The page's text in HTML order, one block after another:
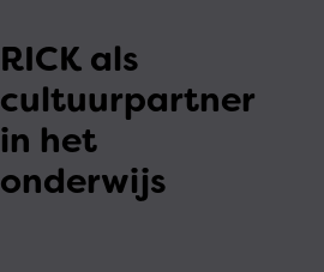
RICK als
cultuurpartner
in het
onderwijs